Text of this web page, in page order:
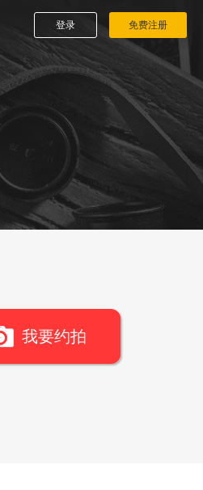
登录 免费注册
我要约拍